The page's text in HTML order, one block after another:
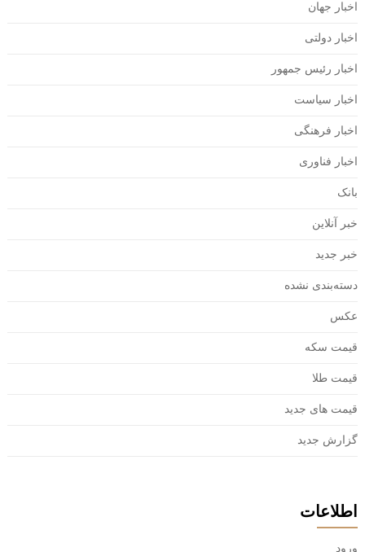
اخبار جهان
اخبار دولتی
اخبار رئیس جمهور
اخبار سیاست
اخبار فرهنگی
اخبار فناوری
بانک
خبر آنلاین
خبر جدید
دسته‌بندی نشده
عکس
قیمت سکه
قیمت طلا
قیمت های جدید
گزارش جدید
اطلاعات
ورود